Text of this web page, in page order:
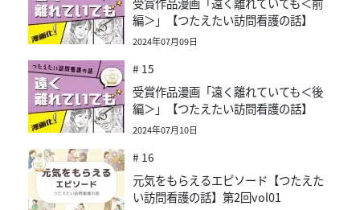
編＞」【つたえたい訪問看護の話】
2024年07月09日
# 15
受賞作品漫画「遠く離れていても＜後
編＞」【つたえたい訪問看護の話】
2024年07月10日
# 16
元気をもらえるエピソード【つたえた
い訪問看護の話】第2回vol01